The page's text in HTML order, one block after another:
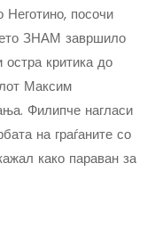
посочи
ЗНАМ завршило
остра критика до
Максим
Филипче нагласи
на граѓаните со
како параван за